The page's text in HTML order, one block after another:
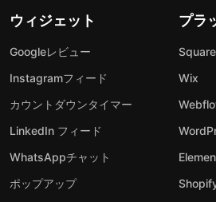
ウィジェット
Googleレビュー
Instagramフィード
カウントダウンタイマー
LinkedIn フィード
WhatsAppチャット
ポップアップ
プラ
Wix